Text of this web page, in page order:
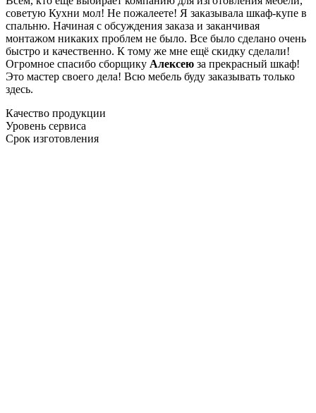
советую Кухни мол! Не пожалеете! Я заказывала шкаф-купе в
спальню. Начиная с обсуждения заказа и заканчивая
монтажом никаких проблем не было. Все было сделано очень
быстро и качественно. К тому же мне ещё скидку сделали!
Огромное спасибо сборщику Алексею за прекрасный шкаф!
Это мастер своего дела! Всю мебель буду заказывать только
здесь.
Качество продукции
Уровень сервиса
Срок изготовления